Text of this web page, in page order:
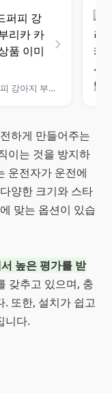
레드퍼피 강아지 부리카 카시트
하게 만들어주는
이는 것을 방지하
운전자가 운전에
양한 크기와 스타
맞는 옵션이 있습
높은 평가를 받
갖추고 있으며, 충
또한, 설치가 쉽고
니다.